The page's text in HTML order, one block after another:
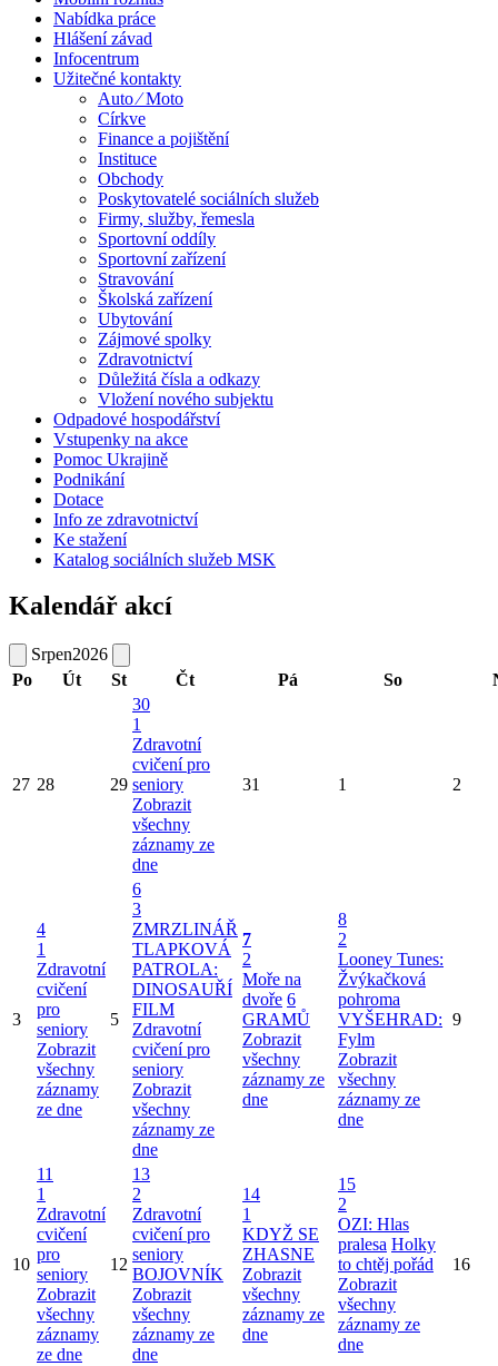
Nabídka práce
Hlášení závad
Infocentrum
Užitečné kontakty
Auto ⁄ Moto
Církve
Finance a pojištění
Instituce
Obchody
Poskytovatelé sociálních služeb
Firmy, služby, řemesla
Sportovní oddíly
Sportovní zařízení
Stravování
Školská zařízení
Ubytování
Zájmové spolky
Zdravotnictví
Důležitá čísla a odkazy
Vložení nového subjektu
Odpadové hospodářství
Vstupenky na akce
Pomoc Ukrajině
Podnikání
Dotace
Info ze zdravotnictví
Ke stažení
Katalog sociálních služeb MSK
Kalendář akcí
Srpen2026
Po
Út St Čt Pá So
27 28 29
30
1
Zdravotní
cvičení pro
seniory
Zobrazit
všechny
záznamy ze
dne
31 1 2
3
4
1
Zdravotní
cvičení
pro
seniory
Zobrazit
všechny
záznamy
ze dne
5
6
3
ZMRZLINÁŘ
TLAPKOVÁ
PATROLA:
DINOSAUŘÍ
FILM
Zdravotní
cvičení pro
seniory
Zobrazit
všechny
záznamy ze
dne
7
2
Moře na
dvoře 6
GRAMŮ
Zobrazit
všechny
záznamy ze
dne
8
2
Looney Tunes:
Žvýkačková
pohroma
VYŠEHRAD:
Fylm
Zobrazit
všechny
záznamy ze
dne
9
10
11
1
Zdravotní
cvičení
pro
seniory
Zobrazit
všechny
záznamy
ze dne
12
13
2
Zdravotní
cvičení pro
seniory
BOJOVNÍK
Zobrazit
všechny
záznamy ze
dne
14
1
KDYŽ SE
ZHASNE
Zobrazit
všechny
záznamy ze
dne
15
2
OZI: Hlas
pralesa Holky
to chtěj pořád
Zobrazit
všechny
záznamy ze
dne
16